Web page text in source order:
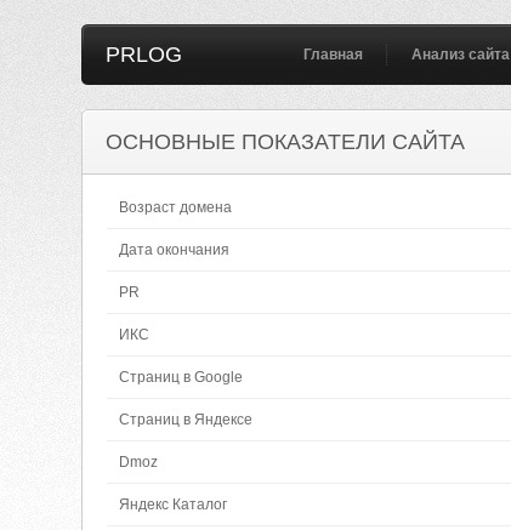
PRLOG Главная Анализ сайта
ОСНОВНЫЕ ПОКАЗАТЕЛИ САЙТА
Возраст домена
Дата окончания
PR
ИКС
Страниц в Google
Страниц в Яндексе
Dmoz
Яндекс Каталог